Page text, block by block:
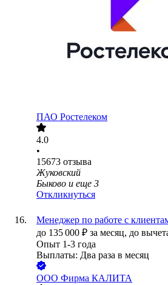
ПАО Ростелеком
4.0
•
15673 отзыва
Жуковский
Быково и еще 3
Откликнуться
Менеджер по работе с
до 135 000 ₽ за месяц, до
Опыт 1-3 года
Выплаты: Два раза в месяц
ООО Фирма КАЛИТА